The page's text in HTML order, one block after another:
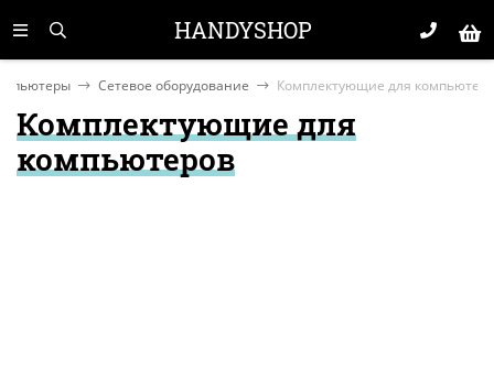
HANDYSHOP
Сетевое оборудование Комплектующие для
Комплектующие для
компьютеров